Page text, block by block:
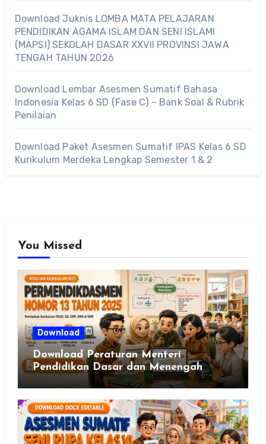
Download Juknis LOMBA MATA PELAJARAN
PENDIDIKAN AGAMA ISLAM DAN SENI ISLAMI
(MAPSI) SEKOLAH DASAR XXVII PROVINSI JAWA
TENGAH TAHUN 2026
Download Lembar Asesmen Sumatif Bahasa
Indonesia Kelas 6 SD (Fase C) – Bank Soal & Rubrik
Penilaian
Download Paket Asesmen Sumatif IPAS Kelas 6 SD
Kurikulum Merdeka Lengkap Semester 1 & 2
You Missed
Download
Download Peraturan Menteri
Pendidikan Dasar dan Menengah
Republik Indonesia Nomor 13 Tahun
2025